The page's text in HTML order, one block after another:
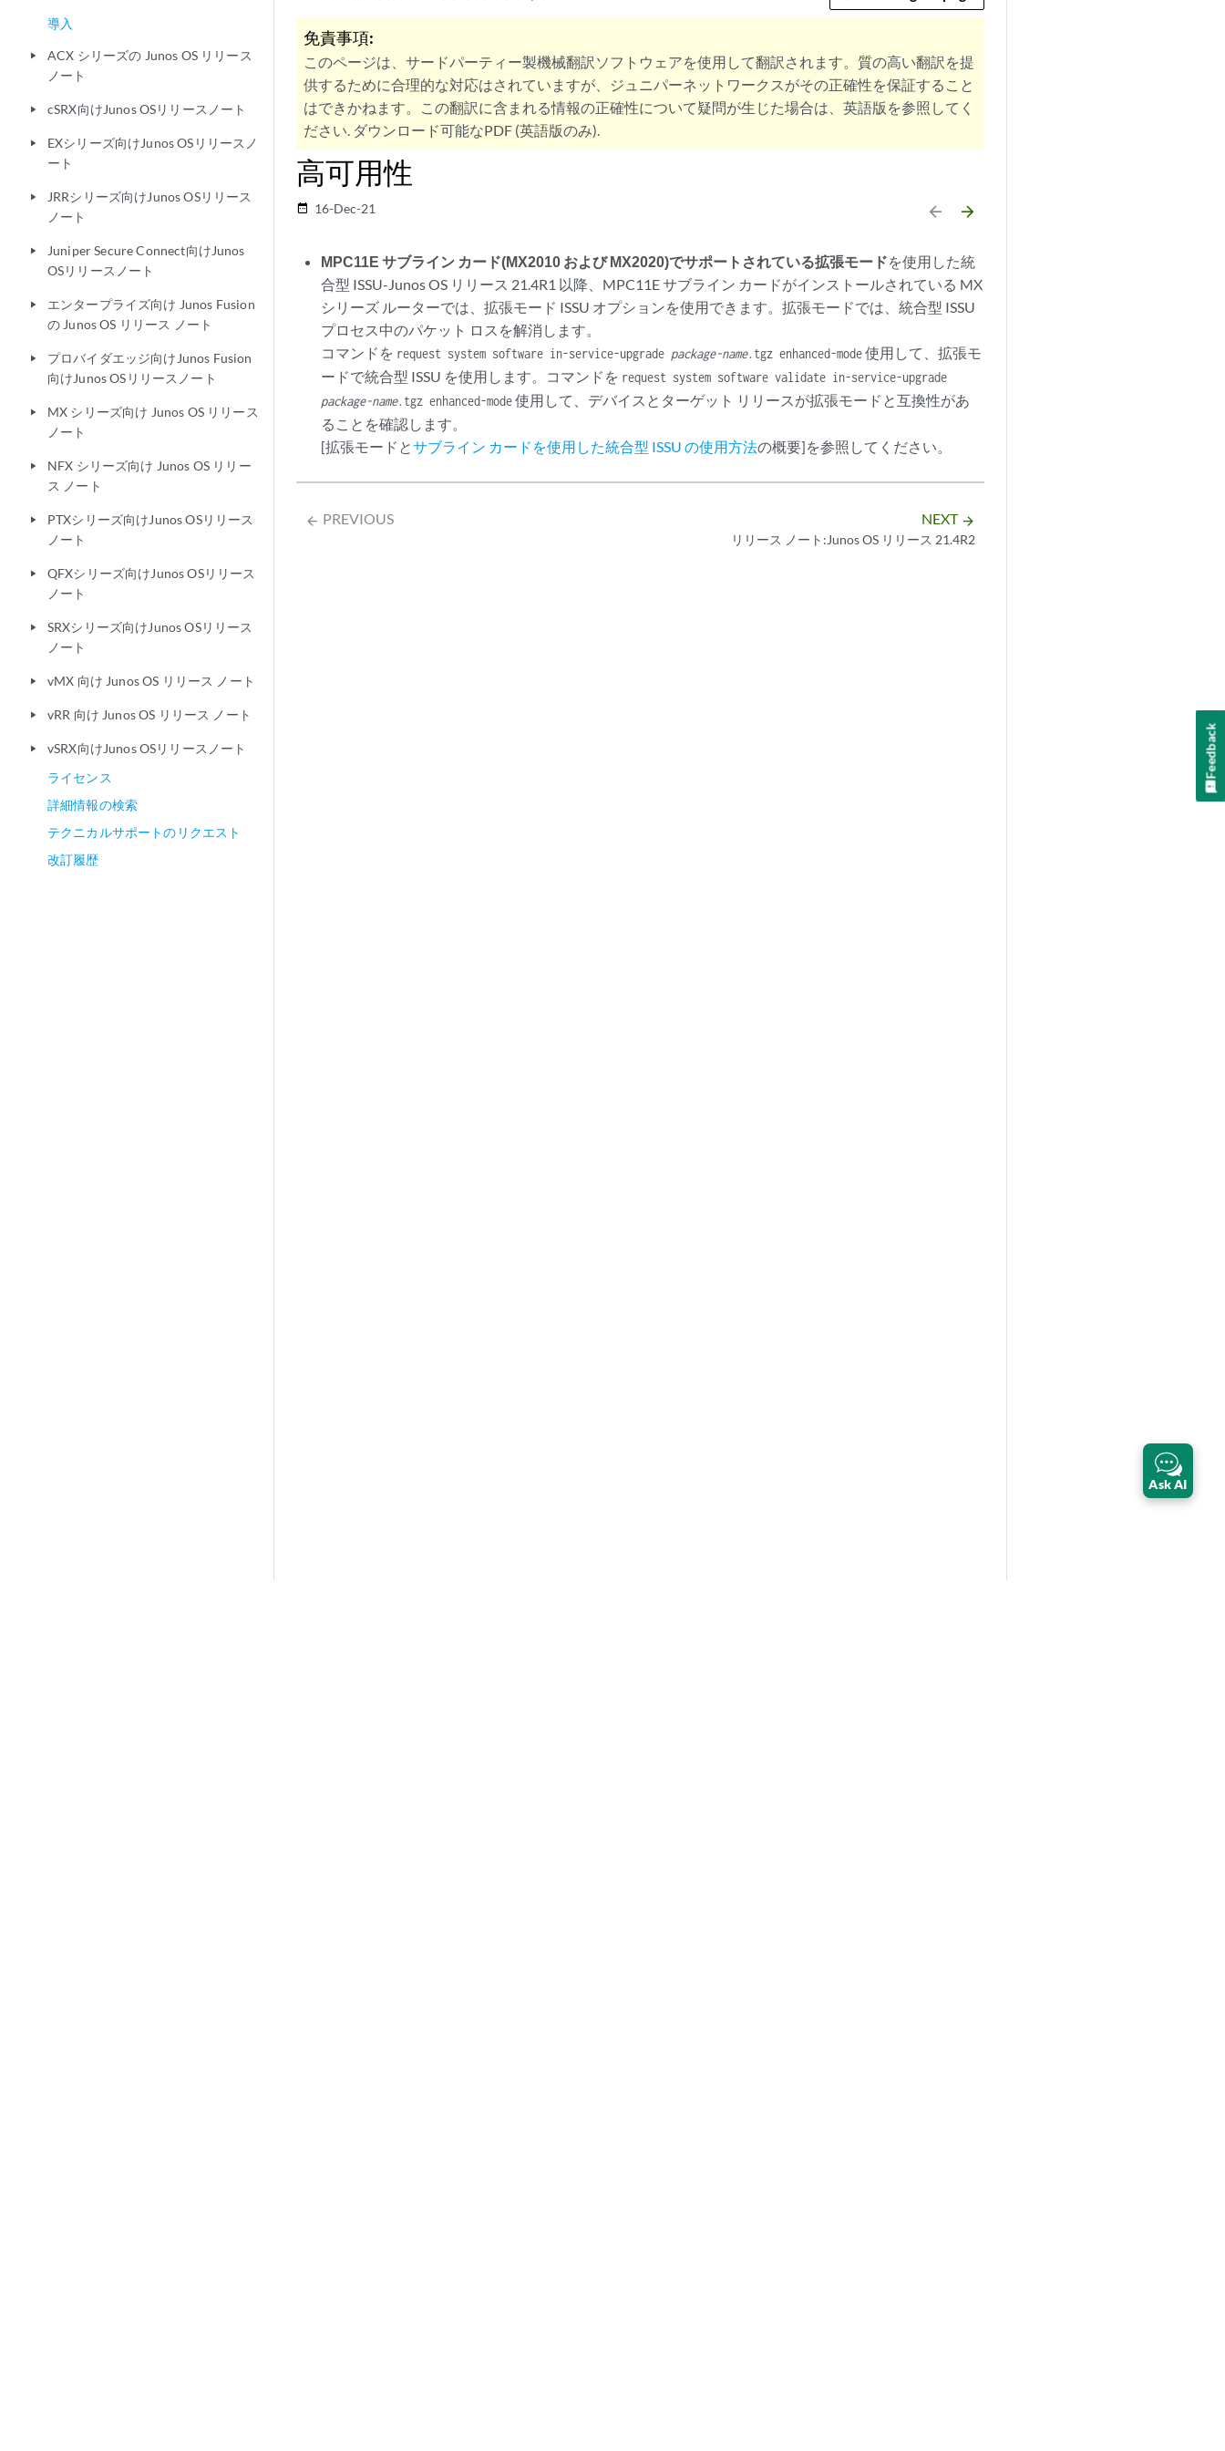
導入
play_arrow
ACX シリーズの Junos OS リリース
ノート
play_arrow cSRX向けJunos OSリリースノート
play_arrow
EXシリーズ向けJunos OSリリースノ
ート
play_arrow
JRRシリーズ向けJunos OSリリース
ノート
play_arrow
Juniper Secure Connect向けJunos
OSリリースノート
play_arrow
エンタープライズ向け Junos Fusion
の Junos OS リリース ノート
play_arrow
プロバイダエッジ向けJunos Fusion
向けJunos OSリリースノート
play_arrow
MX シリーズ向け Junos OS リリース
ノート
play_arrow
NFX シリーズ向け Junos OS リリー
ス ノート
play_arrow
PTXシリーズ向けJunos OSリリース
ノート
play_arrow
QFXシリーズ向けJunos OSリリース
ノート
play_arrow
SRXシリーズ向けJunos OSリリース
ノート
play_arrow vMX 向け Junos OS リリース ノート
play_arrow vRR 向け Junos OS リリース ノート
play_arrow
vSRX向けJunos OSリリースノート
ライセンス
詳細情報の検索
テクニカルサポートのリクエスト
改訂履歴
免責事項:
このページは、サードパーティー製機械翻訳ソフトウェアを使用して翻訳されます。質の高い翻訳を提
供するために合理的な対応はされていますが、ジュニパーネットワークスがその正確性を保証すること
はできかねます。この翻訳に含まれる情報の正確性について疑問が生じた場合は、英語版を参照してく
ださい. ダウンロード可能なPDF (英語版のみ).
高可用性
date_range 16-Dec-21 arrow_backward arrow_forward
MPC11E サブライン カード(MX2010 および MX2020)でサポートされている拡張モードを使用した統
合型 ISSU-Junos OS リリース 21.4R1 以降、MPC11E サブライン カードがインストールされている MX
シリーズ ルーターでは、拡張モード ISSU オプションを使用できます。拡張モードでは、統合型 ISSU
プロセス中のパケット ロスを解消します。
コマンドを request system software in-service-upgrade package-name.tgz enhanced-mode使用して、拡張モ
ードで統合型 ISSU を使用します。コマンドを request system software validate in-service-upgrade
package-name.tgz enhanced-mode使用して、デバイスとターゲット リリースが拡張モードと互換性があ
ることを確認します。
[拡張モードとサブライン カード を使用した統合型 ISSU の使用方法の概要]を参照してください。
arrow_backward PREVIOUS NEXT arrow_forward
リリース ノート:Junos OS リリース 21.4R2
Ask AI
Feedback